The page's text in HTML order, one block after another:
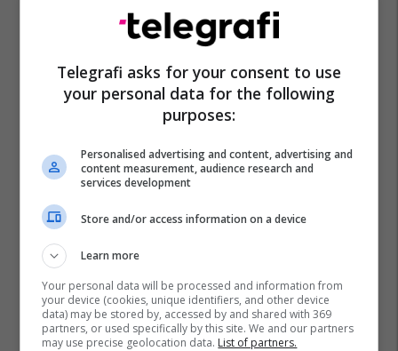
Telegrafi asks for your consent to use
your personal data for the following
purposes:
Personalised advertising and content, advertising and
content measurement, audience research and
services development
Store and/or access information on a device
Learn more
Your personal data will be processed and information from
your device (cookies, unique identifiers, and other device
data) may be stored by, accessed by and shared with 369
partners, or used specifically by this site. We and our partners
may use precise geolocation data. List of partners.